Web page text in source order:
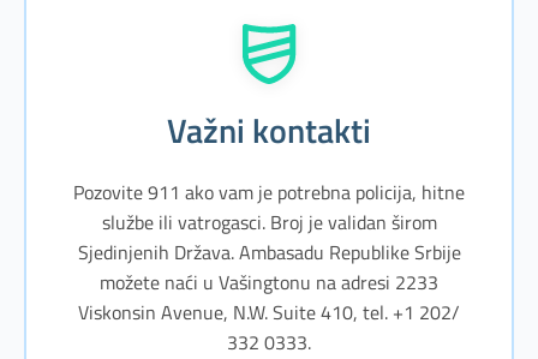
Važni kontakti
Pozovite 911 ako vam je potrebna policija, hitne
službe ili vatrogasci. Broj je validan širom
Sjedinjenih Država. Ambasadu Republike Srbije
možete naći u Vašingtonu na adresi 2233
Viskonsin Avenue, N.W. Suite 410, tel. +1 202/
332 0333.